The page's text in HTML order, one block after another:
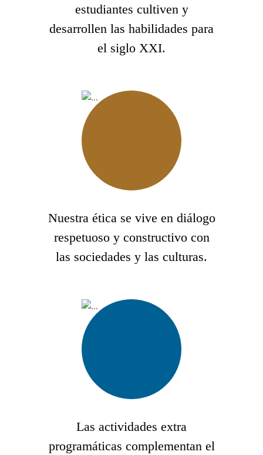
estudiantes cultiven y
desarrollen las habilidades para
el siglo XXI.
Nuestra ética se vive en diálogo
respetuoso y constructivo con
las sociedades y las culturas.
Las actividades extra
programáticas complementan el